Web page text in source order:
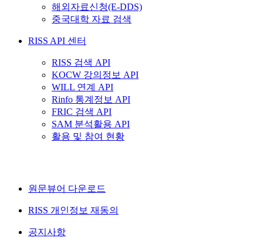
해외자료신청(E-DDS)
중국대학 자료 검색
RISS API 센터
RISS 검색 API
KOCW 강의정보 API
WILL 연계 API
Rinfo 통계정보 API
FRIC 검색 API
SAM 분석활용 API
활용 및 참여 현황
원문뷰어 다운로드
RISS 개인정보 재동의
공지사항